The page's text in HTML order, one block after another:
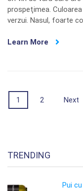
prospeţimea.
verzui. Nasul, foarte
Learn More
Posts
navigation
1 2 Next
TRENDING
Pui